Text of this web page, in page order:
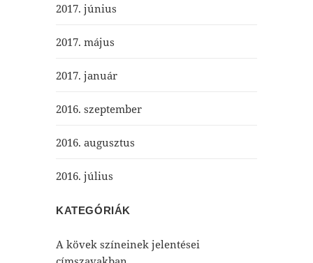
2017. június
2017. május
2017. január
2016. szeptember
2016. augusztus
2016. július
KATEGÓRIÁK
A kövek színeinek jelentései